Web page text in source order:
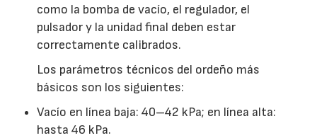
como la bomba de vacío, el regulador, el
pulsador y la unidad final deben estar
correctamente calibrados.
Los parámetros técnicos del ordeño más
básicos son los siguientes:
Vacío en línea baja: 40–42 kPa; en línea alta:
hasta 46 kPa.